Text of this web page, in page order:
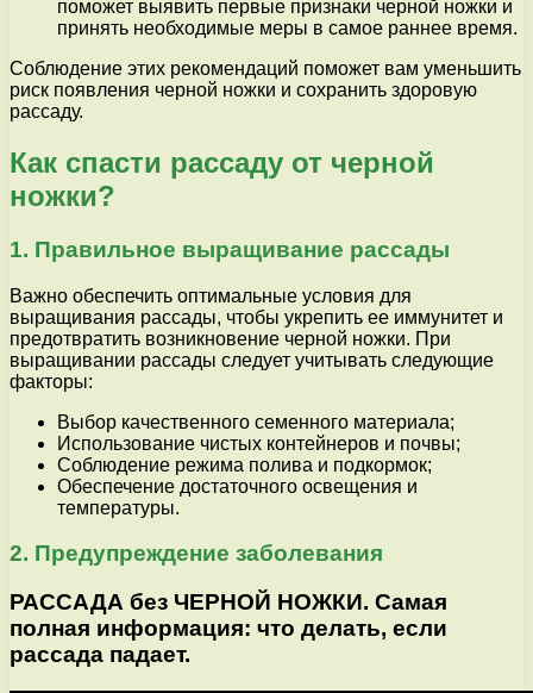
поможет выявить первые признаки черной ножки и
принять необходимые меры в самое раннее время.
Соблюдение этих рекомендаций поможет вам уменьшить
риск появления черной ножки и сохранить здоровую
рассаду.
Как спасти рассаду от черной
ножки?
1. Правильное выращивание рассады
Важно обеспечить оптимальные условия для
выращивания рассады, чтобы укрепить ее иммунитет и
предотвратить возникновение черной ножки. При
выращивании рассады следует учитывать следующие
факторы:
Выбор качественного семенного материала;
Использование чистых контейнеров и почвы;
Соблюдение режима полива и подкормок;
Обеспечение достаточного освещения и
температуры.
2. Предупреждение заболевания
РАССАДА без ЧЕРНОЙ НОЖКИ. Самая
полная информация: что делать, если
рассада падает.